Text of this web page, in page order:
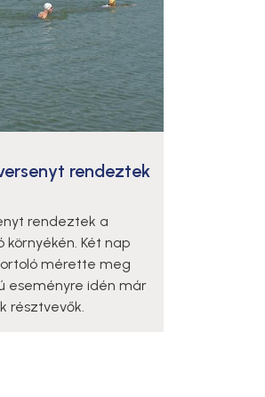
rendeztek
rendeztek a
Két nap
mérette meg
eseményre idén már
résztvevők.